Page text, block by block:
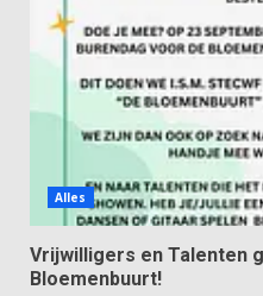
Alles
Vrijwilligers en Talenten
Bloemenbuurt!